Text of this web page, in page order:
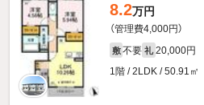
8.2万円
（管理費4,000円）
敷 不要 礼 20,000円
1階 / 2LDK / 50.91㎡